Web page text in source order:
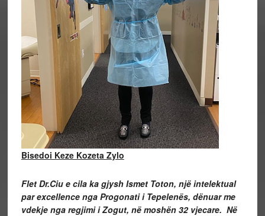
Bisedoi Keze Kozeta Zylo
Flet Dr.Ciu e cila ka gjysh Ismet Toton, një intelektual
par excellence nga Progonati i Tepelenës, dënuar me
vdekje nga regjimi i Zogut, nëmoshën 32 vjecare. Në